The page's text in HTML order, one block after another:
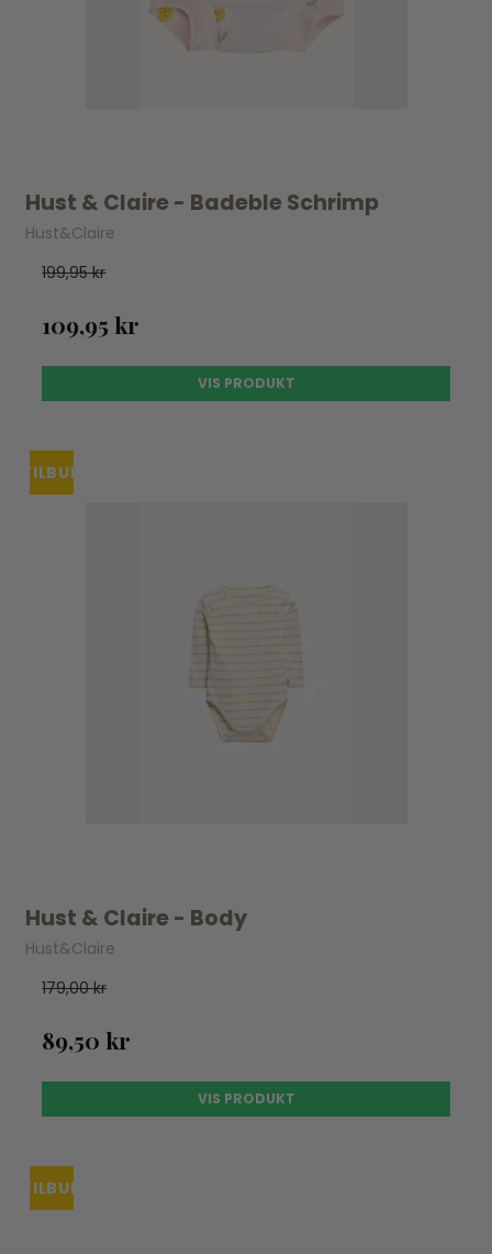
Hust & Claire - Badeble Schrimp
Hust&Claire
199,95 kr
109,95 kr
VIS PRODUKT
TILBUD
Hust & Claire - Body
Hust&Claire
179,00 kr
89,50 kr
VIS PRODUKT
TILBUD